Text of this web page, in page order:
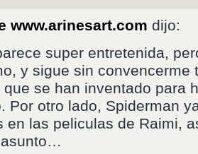
www.arinesart.com dijo:
super entretenida,
y sigue sin convencerme
que se han inventado para
Por otro lado, Spiderman
en las peliculas de Raimi,